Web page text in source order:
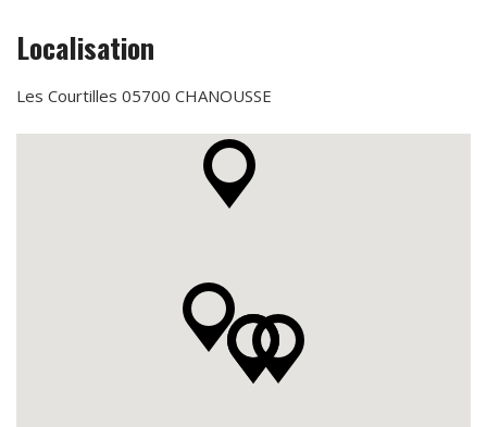
Localisation
Les Courtilles 05700 CHANOUSSE